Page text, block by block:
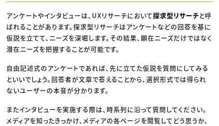
アンケートやインタビューは、UXリサーチにおいて探求型リサーチと呼
ばれることがあります。探求型リサーチはアンケートなどの回答を基に
仮説を立てて、ニーズを深堀します。その結果、顕在ニーズだけではなく
潜在ニーズを把握することが可能です。
自由記述式のアンケートであれば、先に立てた仮説を質問にしてみる
といいでしょう。回答者が文章で答えることから、選択形式では得られ
ないユーザーの本音が分かります。
またインタビューを実施する際は、時系列に沿って質問してください。
メディアを知ったきっかけ、メディアの各ページを閲覧してどう思うか、